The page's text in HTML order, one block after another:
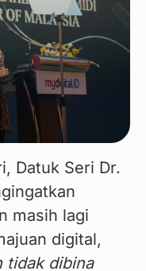
Datuk Seri Dr.
masih lagi
digital,
tidak dibina